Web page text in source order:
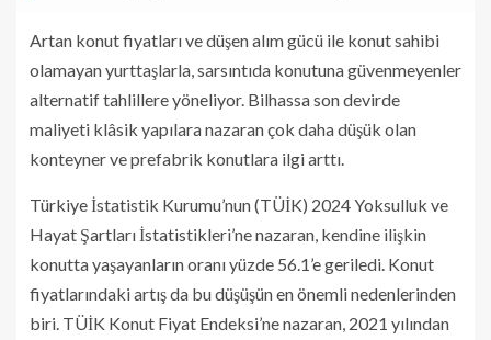
Artan konut fiyatları ve düşen alım gücü ile konut sahibi
olamayan yurttaşlarla, sarsıntıda konutuna güvenmeyenler
alternatif tahlillere yöneliyor. Bilhassa son devirde
maliyeti klâsik yapılara nazaran çok daha düşük olan
konteyner ve prefabrik konutlara ilgi arttı.
Türkiye İstatistik Kurumu’nun (TÜİK) 2024 Yoksulluk ve
Hayat Şartları İstatistikleri’ne nazaran, kendine ilişkin
konutta yaşayanların oranı yüzde 56.1’e geriledi. Konut
fiyatlarındaki artış da bu düşüşün en önemli nedenlerinden
biri. TÜİK Konut Fiyat Endeksi’ne nazaran, 2021 yılından